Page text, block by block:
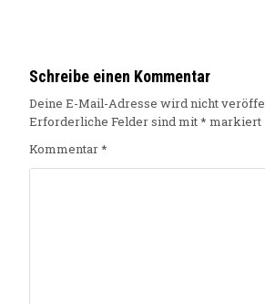
Schreibe einen Kommentar
Deine E-Mail-Adresse wird nicht
Erforderliche Felder sind mit* markiert
Kommentar*